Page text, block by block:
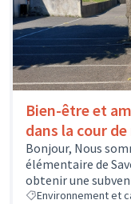
Bien-être et
dans la cour
Bonjour, Nous
élémentaire de
obtenir une
Environnement et